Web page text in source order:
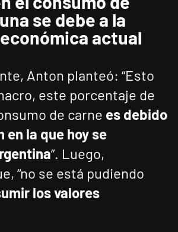
se debe a la
actual
Anton planteó: “Esto
este porcentaje de
de carne es debido
en la que hoy se
”. Luego,
“no se está pudiendo
los valores